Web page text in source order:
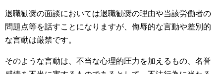
退職勧奨の面談においては退職勧奨の理由や当該労働者の
問題点等を話すことになりますが、侮辱的な言動や差別的
な言動は厳禁です。
そのような言動は、不当な心理的圧力を加えるもの、名誉